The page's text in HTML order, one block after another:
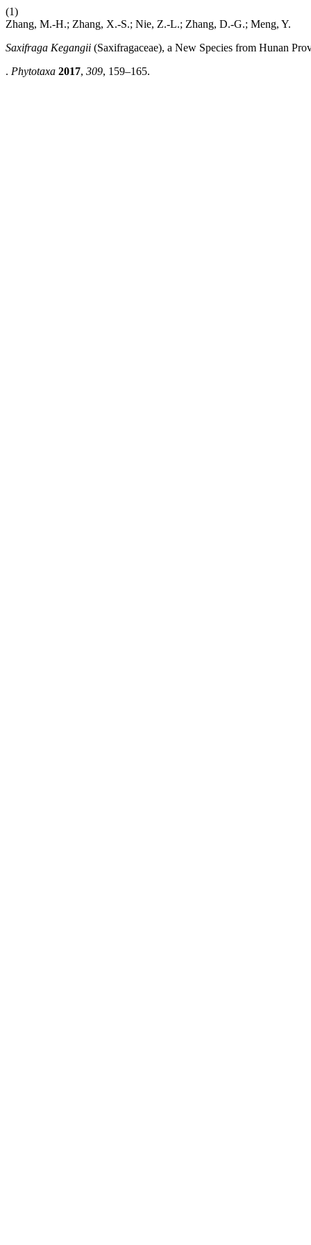
(1)
Zhang, M.-H.; Zhang, X.-S.; Nie, Z.-L.; Zhang, D.-G.; Meng, Y.
Saxifraga Kegangii (Saxifragaceae), a New Species from Hunan
. Phytotaxa 2017, 309, 159–165.